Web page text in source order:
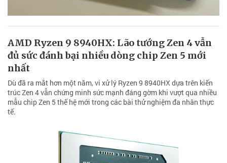
AMD Ryzen 9 8940HX: Lão tướng Zen 4 vẫn
đủ sức đánh bại nhiều dòng chip Zen 5 mới
nhất
Dù đã ra mắt hơn một năm, vi xử lý Ryzen 9 8940HX dựa trên kiến
trúc Zen 4 vẫn chứng minh sức mạnh đáng gờm khi vượt qua nhiều
mẫu chip Zen 5 thế hệ mới trong các bài thử nghiệm đa nhân thực
tế.